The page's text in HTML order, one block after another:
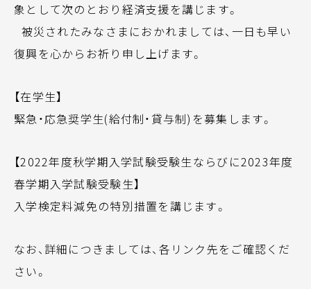
象として次のとおり経済支援を講じます。
被災されたみなさまにおかれましては、一日も早い
復興を心からお祈り申し上げます。
【在学生】
緊急・応急奨学生(給付制・貸与制)を募集します。
【2022年度秋学期入学試験受験生ならびに2023年度
春学期入学試験受験生】
入学検定料減免の特別措置を講じます。
なお、詳細につきましては、各リンク先をご確認くだ
さい。